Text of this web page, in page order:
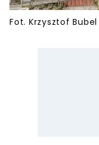
Fot. Krzysztof